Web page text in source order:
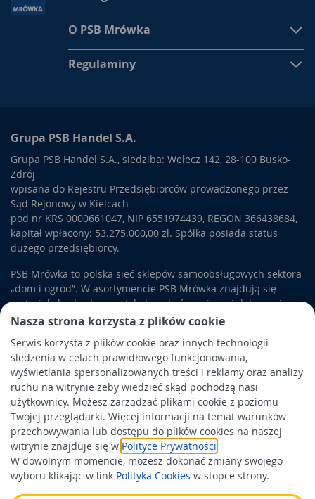
Nasza strona korzysta z plików cookie
Serwis korzysta z plików cookie oraz innych technologii
śledzenia w celach prawidłowego funkcjonowania,
wyświetlania spersonalizowanych treści i reklamy oraz analizy
ruchu na witrynie żeby wiedzieć skąd pochodzą nasi
użytkownicy. Możesz zarządzać plikami cookie z poziomu
Twojej przeglądarki. Więcej informacji na temat warunków
przechowywania lub dostępu do plików cookies na naszej
witrynie znajduje się w Polityce Prywatności
W dowolnym momencie, możesz dokonać zmiany swojego
wyboru klikając w link Polityka Cookies w stopce strony.
zapewnić nam komfort w użytkowaniu.
O PSB Mrówka
Regulaminy
Grupa PSB Handel S.A.
Grupa PSB Handel S.A., siedziba: Wełecz 142, 28-100 Busko-
Zdrój
wpisana do Rejestru Przedsiębiorców prowadzonego przez
Sąd Rejonowy w Kielcach
pod nr KRS 0000661047, NIP 6551974439, REGON 366438684,
kapitał wpłacony: 53.275.000,00 zł. Spółka posiada status
dużego przedsiębiorcy.
PSB Mrówka to polska sieć sklepów samoobsługowych sektora
„dom i ogród”. W asortymencie PSB Mrówka znajdują się
materiały budowlane, artykuły wykończeniowe i dekoracyjne,
wyposażenie łazienek i kuchni, elektronarzędzia, a także
artykuły związane z ogrodem i otoczeniem domu.
Obowiązek informacyjny
Polityka prywatności
Polityka Cookies
Odbiór zużytego sprzętu
Wspierają nas: